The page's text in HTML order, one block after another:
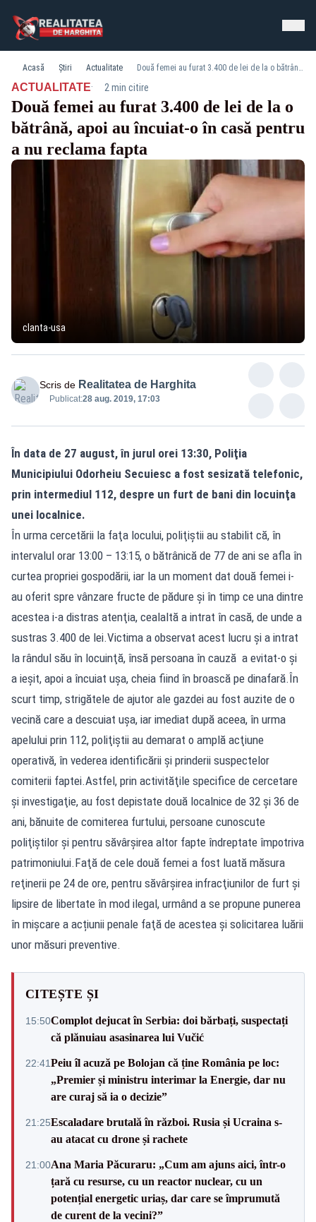
Acasă Știri Actualitate Două femei au furat 3.400 de lei de la o bătrână, apoi au încuiat-o în casă pentru a nu reclama fapta
ACTUALITATE· 2 min citire
Două femei au furat 3.400 de lei de la o
bătrână, apoi au încuiat-o în casă pentru
a nu reclama fapta
clanta-usa
Scris de Realitatea de Harghita
Publicat:28 aug. 2019, 17:03
În data de 27 august, în jurul orei 13:30, Poliţia
Municipiului Odorheiu Secuiesc a fost sesizată telefonic,
prin intermediul 112, despre un furt de bani din locuinţa
unei localnice.
În urma cercetării la faţa locului, poliţiştii au stabilit că, în
intervalul orar 13:00 – 13:15, o bătrânică de 77 de ani se afla în
curtea propriei gospodării, iar la un moment dat două femei i-
au oferit spre vânzare fructe de pădure şi în timp ce una dintre
acestea i-a distras atenţia, cealaltă a intrat în casă, de unde a
sustras 3.400 de lei.Victima a observat acest lucru şi a intrat
la rândul său în locuinţă, însă persoana în cauză a evitat-o şi
a ieşit, apoi a încuiat uşa, cheia fiind în broască pe dinafară.În
scurt timp, strigătele de ajutor ale gazdei au fost auzite de o
vecină care a descuiat uşa, iar imediat după aceea, în urma
apelului prin 112, poliţiştii au demarat o amplă acţiune
operativă, în vederea identificării şi prinderii suspectelor
comiterii faptei.Astfel, prin activităţile specifice de cercetare
şi investigaţie, au fost depistate două localnice de 32 şi 36 de
ani, bănuite de comiterea furtului, persoane cunoscute
poliţiştilor şi pentru săvârşirea altor fapte îndreptate împotriva
patrimoniului.Faţă de cele două femei a fost luată măsura
reţinerii pe 24 de ore, pentru săvârşirea infracţiunilor de furt şi
lipsire de libertate în mod ilegal, urmând a se propune punerea
în mişcare a acțiunii penale faţă de acestea şi solicitarea luării
unor măsuri preventive.
CITEȘTE ȘI
15:50Complot dejucat în Serbia: doi bărbați, suspectați
că plănuiau asasinarea lui Vučić
22:41Peiu îl acuză pe Bolojan că ține România pe loc:
„Premier și ministru interimar la Energie, dar nu
are curaj să ia o decizie”
21:25Escaladare brutală în război. Rusia și Ucraina s-
au atacat cu drone și rachete
21:00Ana Maria Păcuraru: „Cum am ajuns aici, într-o
țară cu resurse, cu un reactor nuclear, cu un
potențial energetic uriaș, dar care se împrumută
de curent de la vecini?”